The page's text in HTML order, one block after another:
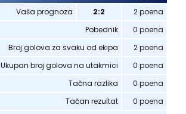
Vaša prognoza
2:2
2 poena
Pobednik
0 poena
Broj golova za svaku od ekipa
2 poena
Ukupan broj golova na utakmici
0 poena
Tačna razlika
0 poena
Tačan rezultat
0 poena